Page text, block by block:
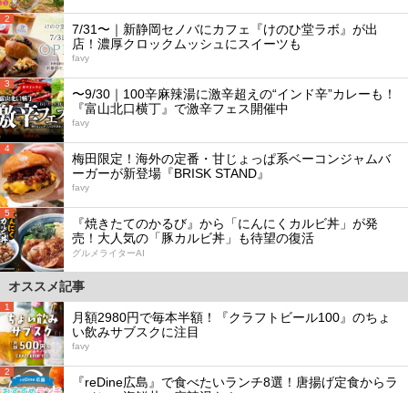
2
7/31〜｜新静岡セノバにカフェ『けのひ堂ラボ』が出
店！濃厚クロックムッシュにスイーツも
favy
3
〜9/30｜100辛麻辣湯に激辛超えの“インド辛”カレーも！
『富山北口横丁』で激辛フェス開催中
favy
4
梅田限定！海外の定番・甘じょっぱ系ベーコンジャムバ
ーガーが新登場『BRISK STAND』
favy
5
『焼きたてのかるび』から「にんにくカルビ丼」が発
売！大人気の「豚カルビ丼」も待望の復活
グルメライターAI
オススメ記事
1
月額2980円で毎本半額！『クラフトビール100』のちょ
い飲みサブスクに注目
favy
2
『reDine広島』で食べたいランチ8選！唐揚げ定食からラ